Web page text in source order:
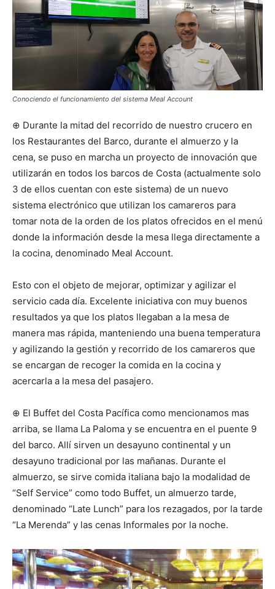
Conociendo el funcionamiento del sistema Meal Account
⊕ Durante la mitad del recorrido de nuestro crucero en
los Restaurantes del Barco, durante el almuerzo y la
cena, se puso en marcha un proyecto de innovación que
utilizarán en todos los barcos de Costa (actualmente solo
3 de ellos cuentan con este sistema) de un nuevo
sistema electrónico que utilizan los camareros para
tomar nota de la orden de los platos ofrecidos en el menú
donde la información desde la mesa llega directamente a
la cocina, denominado Meal Account.
Esto con el objeto de mejorar, optimizar y agilizar el
servicio cada día. Excelente iniciativa con muy buenos
resultados ya que los platos llegaban a la mesa de
manera mas rápida, manteniendo una buena temperatura
y agilizando la gestión y recorrido de los camareros que
se encargan de recoger la comida en la cocina y
acercarla a la mesa del pasajero.
⊕ El Buffet del Costa Pacífica como mencionamos mas
arriba, se llama La Paloma y se encuentra en el puente 9
del barco. Allí sirven un desayuno continental y un
desayuno tradicional por las mañanas. Durante el
almuerzo, se sirve comida italiana bajo la modalidad de
“Self Service” como todo Buffet, un almuerzo tarde,
denominado “Late Lunch” para los rezagados, por la tarde
“La Merenda” y las cenas Informales por la noche.